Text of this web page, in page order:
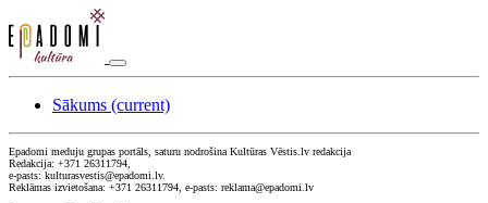
Sākums (current)
Epadomi meduju grupas portāls, saturu nodrošina Kultūras Vēstis.lv redakcija
Redakcija: +371 26311794,
e-pasts: kulturasvestis@epadomi.lv.
Reklāmas izvietošana: +371 26311794, e-pasts: reklama@epadomi.lv